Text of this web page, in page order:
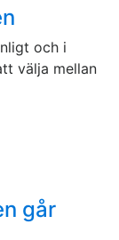
och i
välja mellan
går